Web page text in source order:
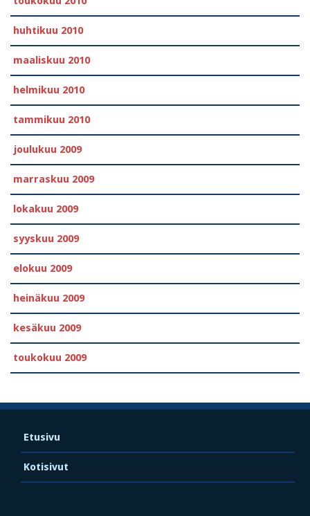
huhtikuu 2010
maaliskuu 2010
helmikuu 2010
tammikuu 2010
joulukuu 2009
marraskuu 2009
lokakuu 2009
syyskuu 2009
elokuu 2009
heinäkuu 2009
kesäkuu 2009
toukokuu 2009
Etusivu
Kotisivut